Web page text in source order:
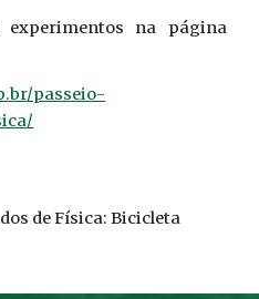
experimentos na página
passeio-
de Física: Bicicleta